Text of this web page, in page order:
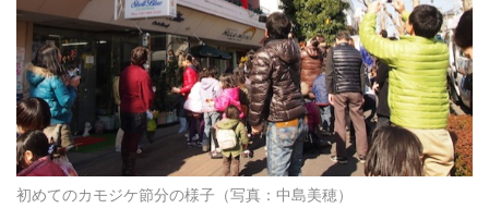
初めてのカモジケ節分の様子（写真：中島美穂）